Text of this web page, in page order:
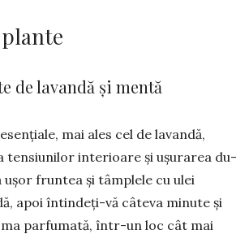
de lavandă și mentă
mai ales cel de la­van­dă,
ten­­siunilor interioare și ușu­rarea du­
fruntea și tâm­plele cu ulei
apoi întindeți-vă câ­te­va mi­nute și
parfu­ma­tă, într-un loc cât mai